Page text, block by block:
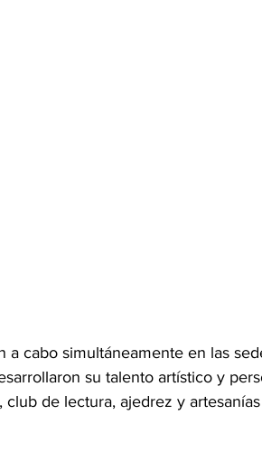
a cabo simultáneamente en las
su talento artístico y
club de lectura, ajedrez y